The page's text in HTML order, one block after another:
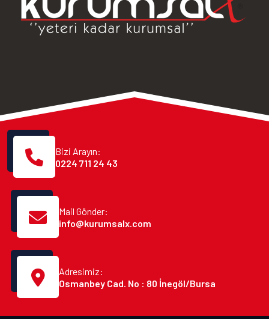
Bizi Arayın:
0224 711 24 43
Mail Gönder:
info@kurumsalx.com
Adresimiz:
Osmanbey Cad. No : 80 İnegöl/Bursa